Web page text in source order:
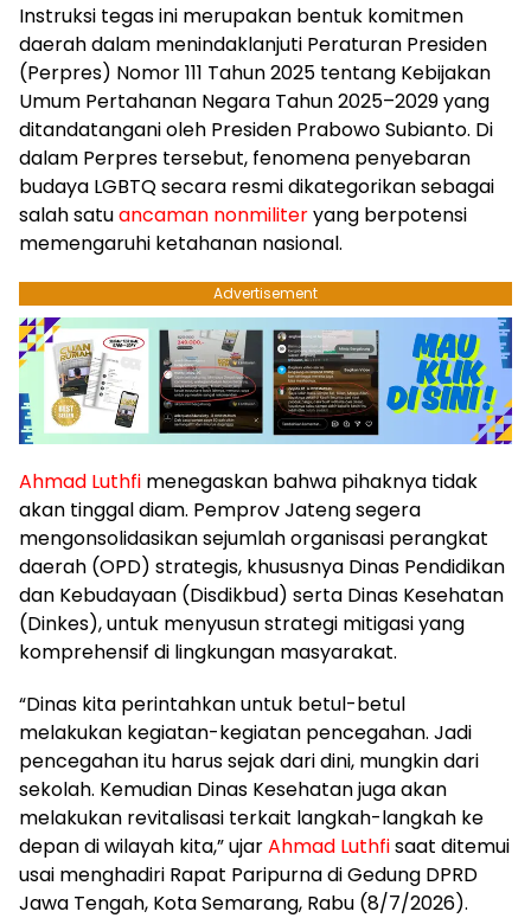
​Instruksi tegas ini merupakan bentuk komitmen
daerah dalam menindaklanjuti Peraturan Presiden
(Perpres) Nomor 111 Tahun 2025 tentang Kebijakan
Umum Pertahanan Negara Tahun 2025–2029 yang
ditandatangani oleh Presiden Prabowo Subianto. Di
dalam Perpres tersebut, fenomena penyebaran
budaya LGBTQ secara resmi dikategorikan sebagai
salah satuancaman nonmiliteryang berpotensi
memengaruhi ketahanan nasional.
Advertisement
Ahmad Luthfi menegaskan bahwa pihaknya tidak
akan tinggal diam. Pemprov Jateng segera
mengonsolidasikan sejumlah organisasi perangkat
daerah (OPD) strategis, khususnya Dinas Pendidikan
dan Kebudayaan (Disdikbud) serta Dinas Kesehatan
(Dinkes), untuk menyusun strategi mitigasi yang
komprehensif di lingkungan masyarakat.
​“Dinas kita perintahkan untuk betul-betul
melakukan kegiatan-kegiatan pencegahan. Jadi
pencegahan itu harus sejak dari dini, mungkin dari
sekolah. Kemudian Dinas Kesehatan juga akan
melakukan revitalisasi terkait langkah-langkah ke
depan di wilayah kita,” ujarAhmad Luthfisaat ditemui
usai menghadiri Rapat Paripurna di Gedung DPRD
Jawa Tengah, Kota Semarang, Rabu (8/7/2026).